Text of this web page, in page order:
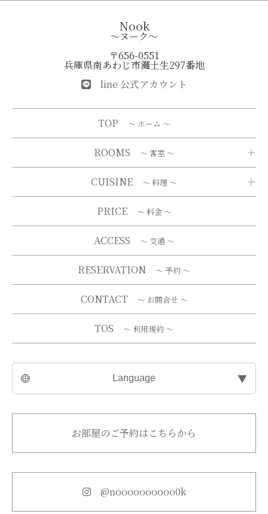
Nook
～ヌーク～
〒656-0551
兵庫県南あわじ市灘土生297番地
line 公式アカウント
TOP ～ ホーム ～
ROOMS ～ 客室 ～
CUISINE ～ 料理 ～
PRICE ～ 料金 ～
ACCESS ～ 交通 ～
RESERVATION ～ 予約 ～
CONTACT ～ お問合せ ～
TOS ～ 利用規約 ～
Language ▼
お部屋のご予約はこちらから
@noooooooooo0k